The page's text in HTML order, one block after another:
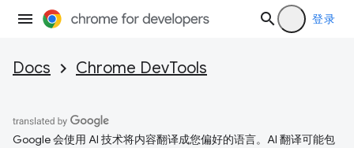
登录
Docs Chrome DevTools
Google 会使用 AI 技术将内容翻译成您偏好的语言。AI 翻译可能包